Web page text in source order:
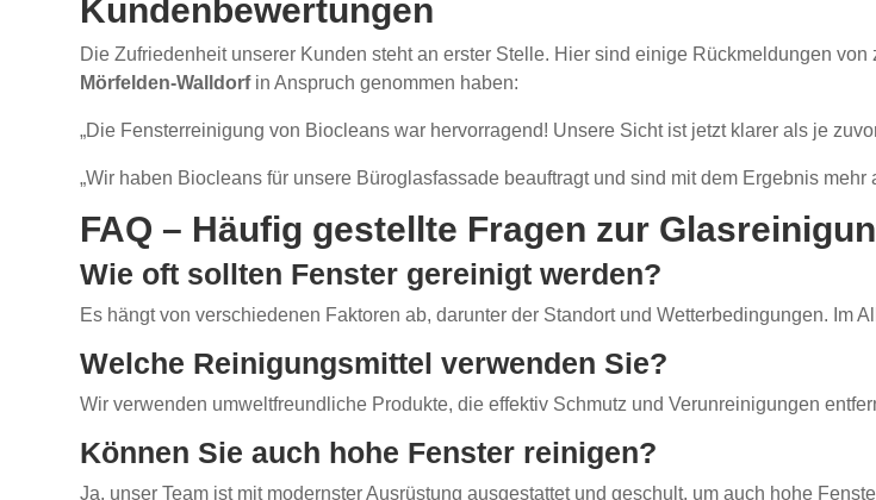
Kundenbewertungen
Die Zufriedenheit unserer Kunden steht an erster Stelle. Hier sind einige Rückmeldungen
Mörfelden-Walldorfin Anspruch genommen haben:
„Die Fensterreinigung von Biocleans war hervorragend! Unsere Sicht ist jetzt klarer als je
„Wir haben Biocleans für unsere Büroglasfassade beauftragt und sind mit dem Ergebnis
FAQ – Häufig gestellte Fragen zur
Wie oft sollten Fenster gereinigt werden?
Es hängt von verschiedenen Faktoren ab, darunter der Standort und Wetterbedingungen. Im
Welche Reinigungsmittel verwenden Sie?
Wir verwenden umweltfreundliche Produkte, die effektiv Schmutz und Verunreinigungen
Können Sie auch hohe Fenster reinigen?
Ja, unser Team ist mit modernster Ausrüstung ausgestattet und geschult, um auch hohe